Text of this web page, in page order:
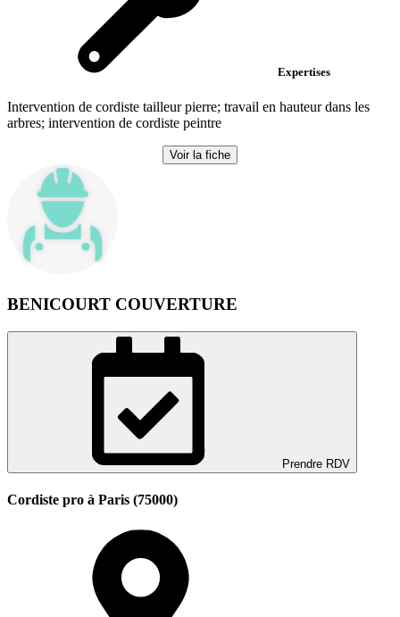
Expertises
Intervention de cordiste tailleur pierre; travail en hauteur dans les
arbres; intervention de cordiste peintre
Voir la fiche
BENICOURT COUVERTURE
Prendre RDV
Cordiste pro à Paris (75000)